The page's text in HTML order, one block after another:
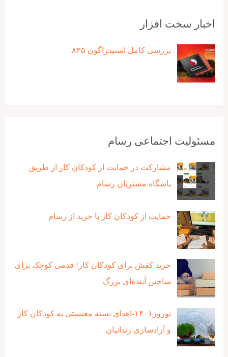
اخبار سخت افزار
بررسی کامل اسنپدراگون ۸۳۵
مسئولیت اجتماعی رسام
مشارکت در حمایت از کودکان کار از طریق
باشگاه مشتریان رسام
حمایت از کودکان کار با خرید از رسام
خرید کفش برای کودکان کار؛ قدمی کوچک برای
ساختن آینده‌ای بزرگ
نوروز۱۴۰۱-اهدای بسته معیشتی به کودکان کار
و آزادسازی زندانیان